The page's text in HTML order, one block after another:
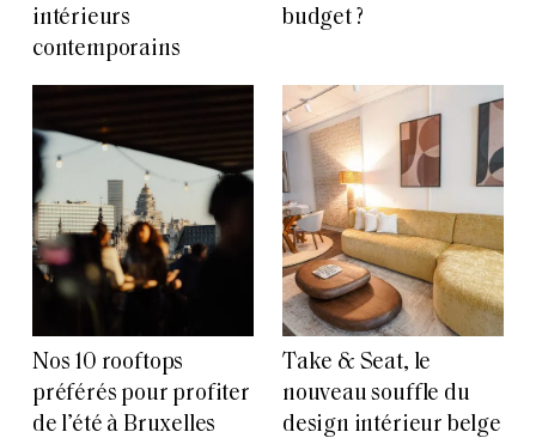
intérieurs
contemporains
budget ?
Nos 10 rooftops
préférés pour profiter
de l’été à Bruxelles
Take & Seat, le
nouveau souffle du
design intérieur belge